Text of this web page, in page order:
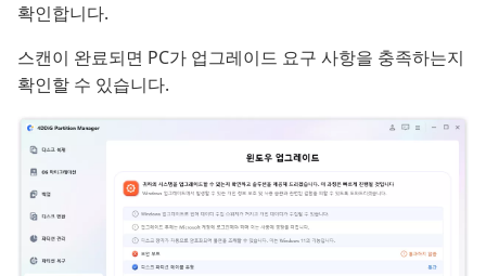
확인합니다.
스캔이 완료되면 PC가 업그레이드 요구 사항을 충족하는지
확인할 수 있습니다.